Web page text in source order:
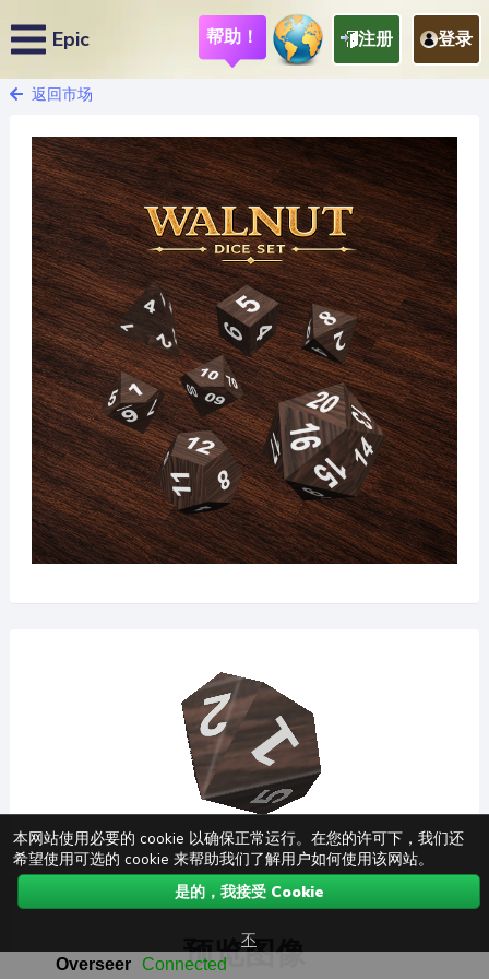
Epic 帮助！ 注册 登录
返回市场
预览图像
本网站使用必要的 cookie 以确保正常运行。在您的许可下，我们还
希望使用可选的 cookie 来帮助我们了解用户如何使用该网站。
是的，我接受 Cookie
不